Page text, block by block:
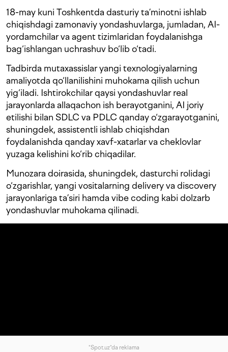
18-may kuni Toshkentda dasturiy ta’minotni ishlab
chiqishdagi zamonaviy yondashuvlarga, jumladan, AI-
yordamchilar va agent tizimlaridan foydalanishga
bag‘ishlangan uchrashuv bo‘lib o‘tadi.
Tadbirda mutaxassislar yangi texnologiyalarning
amaliyotda qo‘llanilishini muhokama qilish uchun
yig‘iladi. Ishtirokchilar qaysi yondashuvlar real
jarayonlarda allaqachon ish berayotganini, AI joriy
etilishi bilan SDLC va PDLC qanday o‘zgarayotganini,
shuningdek, assistentli ishlab chiqishdan
foydalanishda qanday xavf-xatarlar va cheklovlar
yuzaga kelishini ko‘rib chiqadilar.
Munozara doirasida, shuningdek, dasturchi rolidagi
o‘zgarishlar, yangi vositalarning delivery va discovery
jarayonlariga ta’siri hamda vibe coding kabi dolzarb
yondashuvlar muhokama qilinadi.
"Spot.uz"da reklama